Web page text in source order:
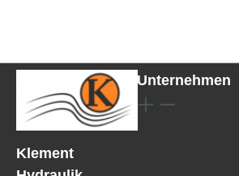
Klement
Unternehmen